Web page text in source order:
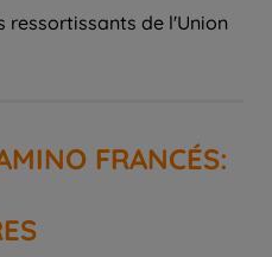
ressortissants de l'Union
FRANCÉS: